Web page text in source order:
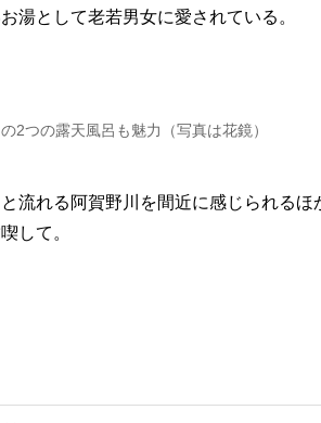
湯として老若男女に愛されている。
2つの露天風呂も魅力（写真は花鏡）
流れる阿賀野川を間近に感じられる
して。